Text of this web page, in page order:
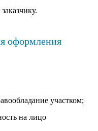
оформления
участком;
на лицо